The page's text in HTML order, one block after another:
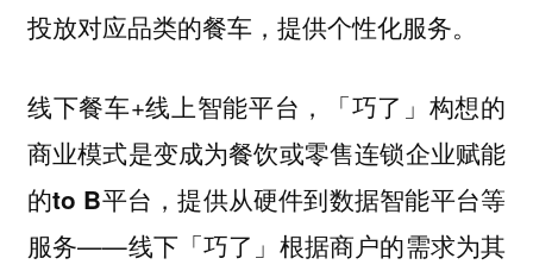
投放对应品类的餐车，提供个性化服务。
线下餐车+线上智能平台，
「巧了」构想的
商业模式是变成为餐饮或零售连锁企业赋能
的to B平台，提供从硬件到数据智能平台等
服务——线下「巧了」根据商户的需求为其